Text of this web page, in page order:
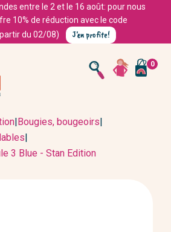
entre le 2 et le 16 août: pour nous
10% de réduction avec le code
partir du 02/08)
J'en profite!
0
|Bougies, bougeoirs|
|
3 Blue - Stan Edition